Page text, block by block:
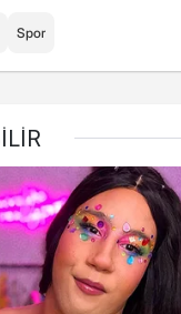
Spor